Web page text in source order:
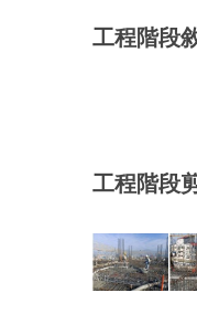
工程階段
工程階段